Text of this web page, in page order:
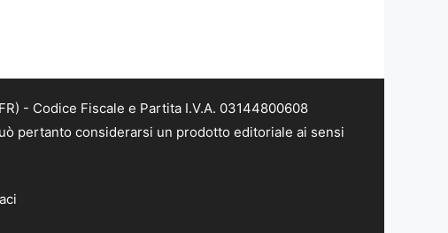
- Codice Fiscale e Partita I.V.A. 03144800608
pertanto considerarsi un prodotto editoriale ai sensi